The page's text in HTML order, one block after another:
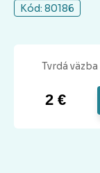
Kód: 80186
Tvrdá väzba
2 €